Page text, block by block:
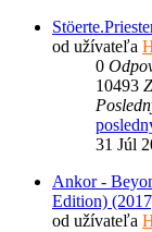
od užívateľa
0
10493
31 Júl
Ankor -
Edition)
od užívateľa